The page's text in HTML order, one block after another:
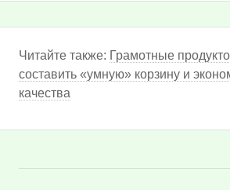
Читайте также: Грамотные
составить «умную» корзину и
качества